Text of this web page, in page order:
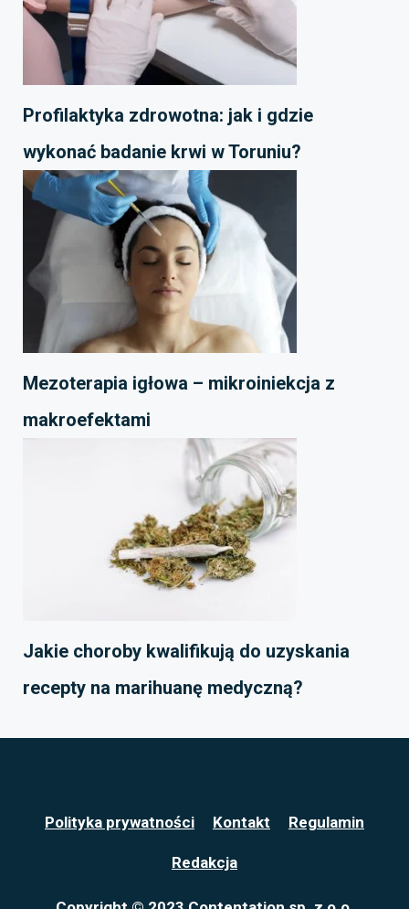
Profilaktyka zdrowotna: jak i gdzie
wykonać badanie krwi w Toruniu?
Mezoterapia igłowa – mikroiniekcja z
makroefektami
Jakie choroby kwalifikują do uzyskania
recepty na marihuanę medyczną?
Polityka prywatności Kontakt Regulamin
Redakcja